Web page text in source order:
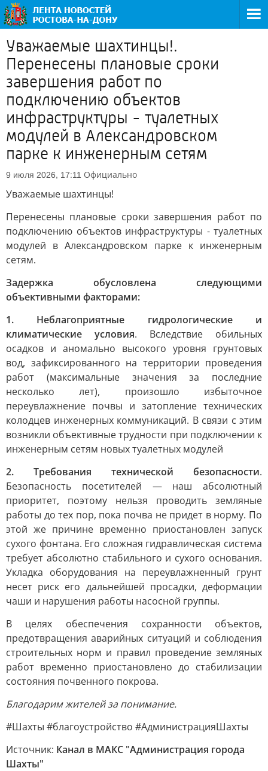
Уважаемые шахтинцы!.
Перенесены плановые сроки
завершения работ по
подключению объектов
инфраструктуры - туалетных
модулей в Александровском
парке к инженерным сетям
9 июля 2026, 17:11 Официально
Уважаемые шахтинцы!
Перенесены плановые сроки завершения работ по
подключению объектов инфраструктуры - туалетных
модулей в Александровском парке к инженерным
сетям.
Задержка обусловлена следующими
объективными факторами:
1. Неблагоприятные гидрологические и
климатические условия. Вследствие обильных
осадков и аномально высокого уровня грунтовых
вод, зафиксированного на территории проведения
работ (максимальные значения за последние
несколько лет), произошло избыточное
переувлажнение почвы и затопление технических
колодцев инженерных коммуникаций. В связи с этим
возникли объективные трудности при подключении к
инженерным сетям новых туалетных модулей
2. Требования технической безопасности.
Безопасность посетителей — наш абсолютный
приоритет, поэтому нельзя проводить земляные
работы до тех пор, пока почва не придет в норму. По
этой же причине временно приостановлен запуск
сухого фонтана. Его сложная гидравлическая система
требует абсолютно стабильного и сухого основания.
Укладка оборудования на переувлажненный грунт
несет риск его дальнейшей просадки, деформации
чаши и нарушения работы насосной группы.
В целях обеспечения сохранности объектов,
предотвращения аварийных ситуаций и соблюдения
строительных норм и правил проведение земляных
работ временно приостановлено до стабилизации
состояния почвенного покрова.
Благодарим жителей за понимание.
#Шахты #благоустройство #АдминистрацияШахты
Источник: Канал в МАКС "Администрация города
Шахты"